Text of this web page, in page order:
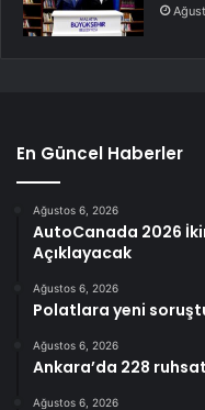
En Güncel Haberler
Ağustos 6, 2026
AutoCanada 2026
Açıklayacak
Ağustos 6, 2026
Polatlara yeni
Ağustos 6, 2026
Ankara’da 228
Ağustos 6, 2026